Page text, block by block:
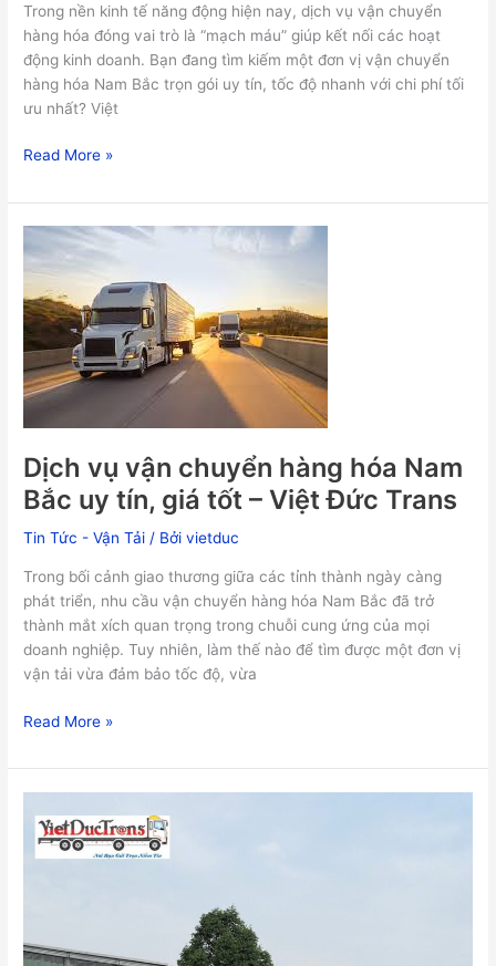
Trong nền kinh tế năng động hiện nay, dịch vụ vận chuyển
hàng hóa đóng vai trò là “mạch máu” giúp kết nối các hoạt
động kinh doanh. Bạn đang tìm kiếm một đơn vị vận chuyển
hàng hóa Nam Bắc trọn gói uy tín, tốc độ nhanh với chi phí tối
ưu nhất? Việt
Read More »
Dịch vụ vận chuyển hàng hóa Nam
Bắc uy tín, giá tốt – Việt Đức Trans
Tin Tức - Vận Tải / Bởivietduc
Trong bối cảnh giao thương giữa các tỉnh thành ngày càng
phát triển, nhu cầu vận chuyển hàng hóa Nam Bắc đã trở
thành mắt xích quan trọng trong chuỗi cung ứng của mọi
doanh nghiệp. Tuy nhiên, làm thế nào để tìm được một đơn vị
vận tải vừa đảm bảo tốc độ, vừa
Dịch
vụ
chuyển
hàng
hóa
Nam
Bắc
uy
tín,
giá
tốt
–
Đức
Trans
Read More »
loại
hình
chuyển